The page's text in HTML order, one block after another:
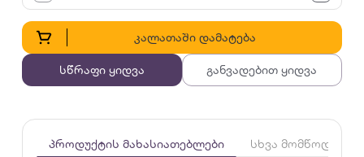
კალათაში დამატება
სწრაფი ყიდვა განვადებით ყიდვა
პროდუქტის მახასიათებლები სხვა